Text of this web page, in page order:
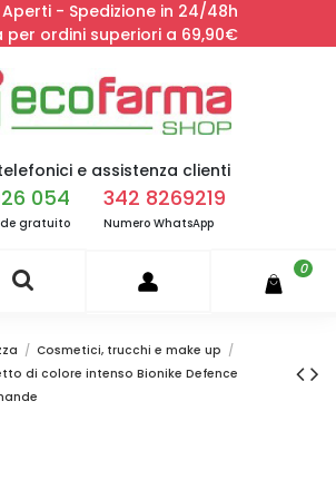
- Spedizione in 24/48h
per ordini superiori a 69,90€
e assistenza clienti
054
gratuito
342 8269219
Numero WhatsApp
0
Cosmetici, trucchi e make up
di colore intenso Bionike Defence